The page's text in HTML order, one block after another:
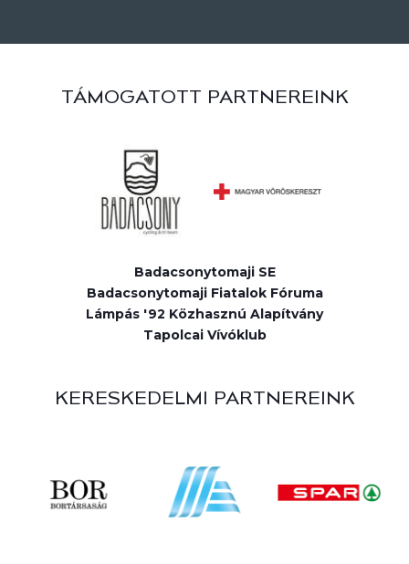
TÁMOGATOTT PARTNEREINK
Badacsonytomaji SE
Badacsonytomaji Fiatalok Fóruma
Lámpás '92 Közhasznú Alapítvány
Tapolcai Vívóklub
KERESKEDELMI PARTNEREINK